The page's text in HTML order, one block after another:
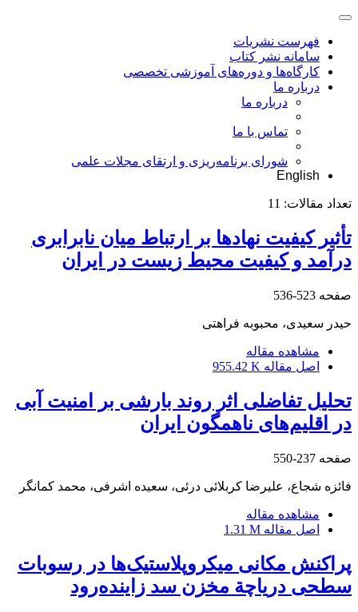
فهرست نشریات
سامانه نشر کتاب
کارگاه‌ها و دوره‌های آموزشی تخصصی
درباره ما
درباره ما
تماس با ما
شورای برنامه‌ریزی و ارتقای مجلات علمی
English
تعداد مقالات: 11
تأثیر کیفیت نهادها بر ارتباط میان نابرابری
درآمد و کیفیت محیط‌ زیست در ایران
صفحه 523-536
حیدر سعیدی، محبوبه فراهتی
مشاهده مقاله
اصل مقاله 955.42 K
تحلیل تفاضلی اثر روند بارشی بر امنیت آبی
در اقلیم‌های ناهمگون ایران
صفحه 237-550
فائزه شجاع، علیرضا کربلائی درئی، سعیده اشرفی، محمد کمانگر
مشاهده مقاله
اصل مقاله 1.31 M
پراکنش مکانی میکروپلاستیک‌ها در رسوبات
سطحی دریاچة مخزن سد زاینده‌رود